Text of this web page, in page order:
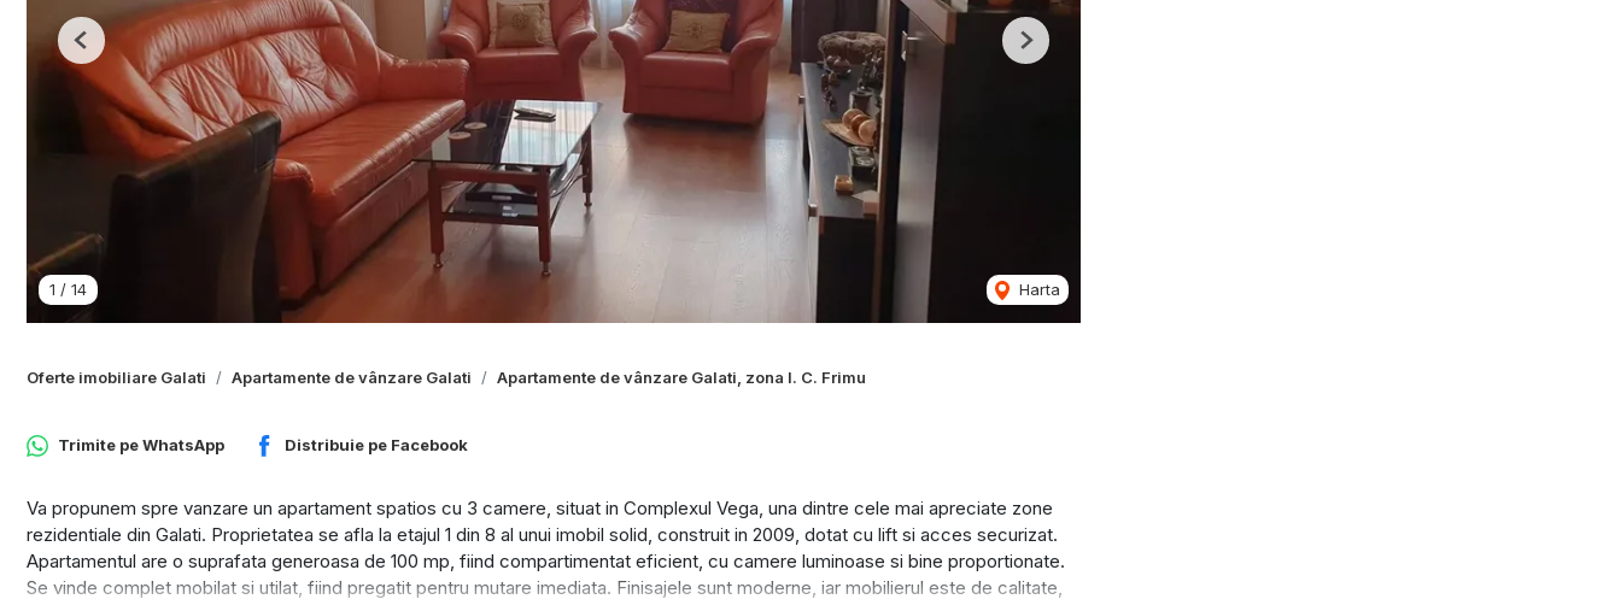
1 / 14 Harta
Previous Next
Oferte imobiliare Galati Apartamente de vânzare Galati Apartamente de vânzare Galati, zona I. C. Frimu
Trimite peWhatsApp Distribuie pe Facebook
Va propunem spre vanzare un apartament spatios cu 3 camere, situat in Complexul Vega, una dintre cele mai apreciate zone
rezidentiale din Galati. Proprietatea se afla la etajul 1 din 8 al unui imobil solid, construit in 2009, dotat cu lift si acces securizat.
Apartamentul are o suprafata generoasa de 100 mp, fiind compartimentat eficient, cu camere luminoase si bine proportionate.
Se vinde complet mobilat si utilat, fiind pregatit pentru mutare imediata. Finisajele sunt moderne, iar mobilierul este de calitate,